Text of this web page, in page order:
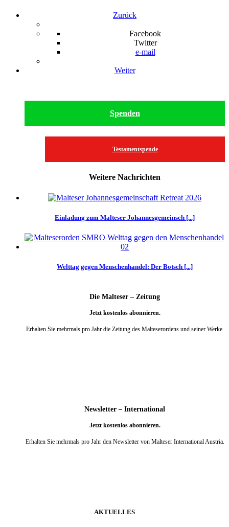
Zurück
Facebook
Twitter
e-mail
Weiter
Spenden
Testamentspende
Weitere Nachrichten
Einladung zum Malteser Johannesgemeinsch [...]
Welttag gegen Menschenhandel: Der Botsch [...]
Die Malteser – Zeitung
Jetzt kostenlos abonnieren.
Erhalten Sie mehrmals pro Jahr die Zeitung des Malteserordens und seiner Werke.
Newsletter – International
Jetzt kostenlos abonnieren.
Erhalten Sie mehrmals pro Jahr den Newsletter von Malteser International Austria.
AKTUELLES